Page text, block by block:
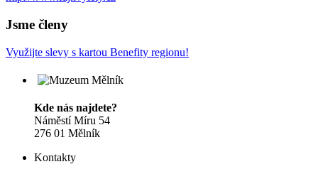
Jsme členy
Využijte slevy s kartou Benefity regionu!
Kde nás najdete?
Náměstí Míru 54
276 01 Mělník
Kontakty